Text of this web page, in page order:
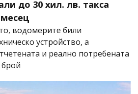
до 30 хил. лв. такса
водомерите били
устройство, а
и реално потребената
брой